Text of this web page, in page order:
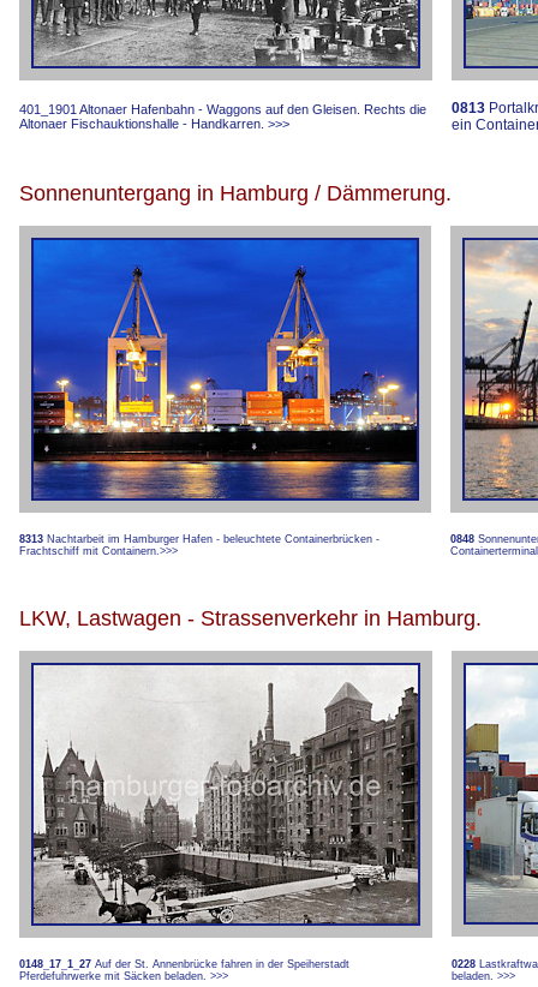
401_1901 Altonaer Hafenbahn - Waggons auf den Gleisen. Rechts die
Altonaer Fischauktionshalle - Handkarren. >>>
0813
ein
Sonnenuntergang in Hamburg / Dämmerung.
8313 Nachtarbeit im Hamburger Hafen - beleuchtete Containerbrücken -
Frachtschiff mit Containern.>>>
0848
LKW, Lastwagen - Strassenverkehr in Hamburg.
0148_17_1_27 Auf der St. Annenbrücke fahren in der Speiherstadt
Pferdefuhrwerke mit Säcken beladen. >>>
0228
beladen. >>>